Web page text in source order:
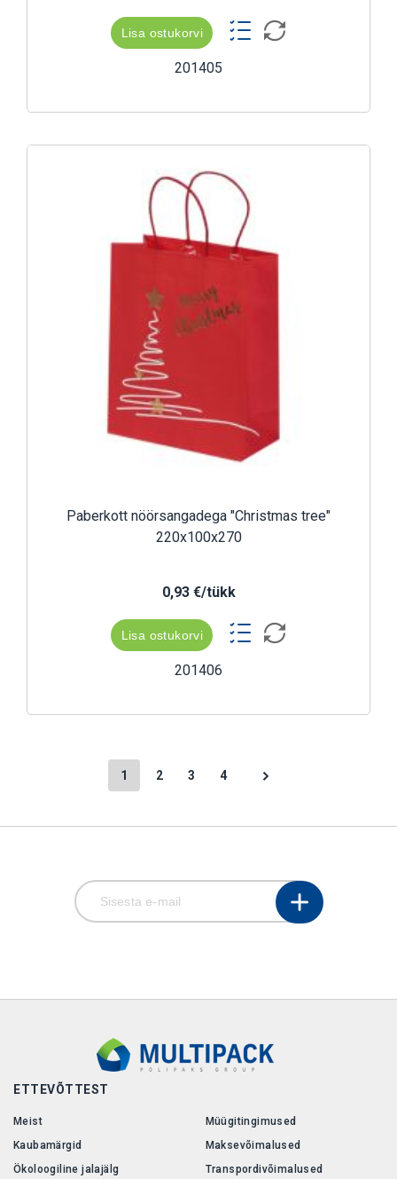
Lisa ostukorvi
201405
Paberkott nöörsangadega "Christmas tree"
220x100x270
0,93 €/tükk
Lisa ostukorvi
201406
1 2 3 4
ETTEVÕTTEST
Meist
Kaubamärgid
Ökoloogiline jalajälg
Müügitingimused
Maksevõimalused
Transpordivõimalused